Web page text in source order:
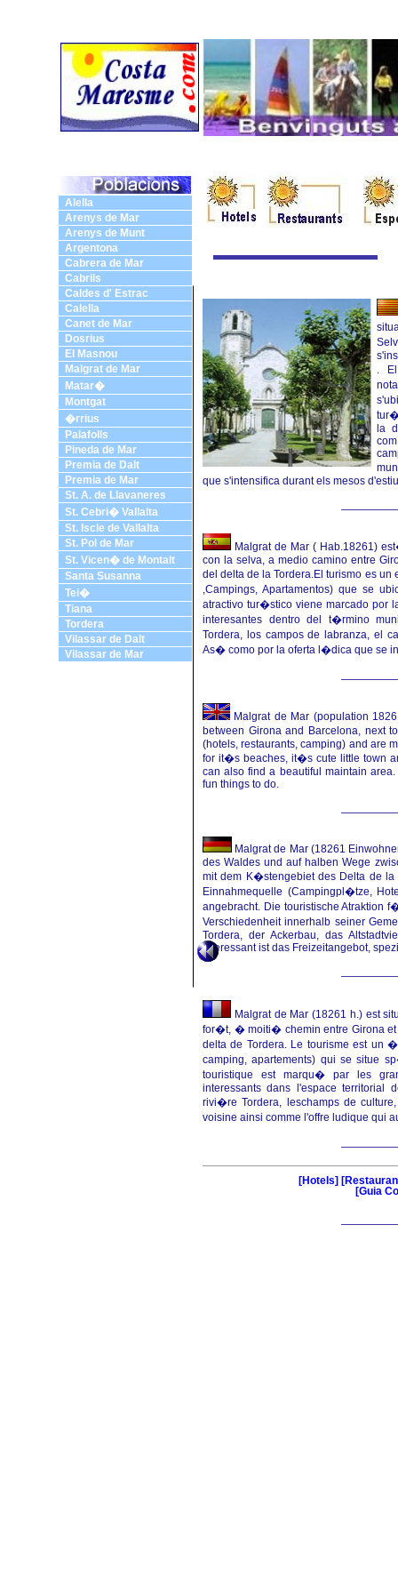
Alella
Arenys de Mar
Arenys de Munt
Argentona
Cabrera de Mar
Cabrils
Caldes d' Estrac
Calella
Canet de Mar
Dosrius
El Masnou
Malgrat de Mar
Matar�
Montgat
�rrius
Palafolls
Pineda de Mar
Premia de Dalt
Premia de Mar
St. A. de Llavaneres
St. Cebri� Vallalta
St. Iscle de Vallalta
St. Pol de Mar
St. Vicen� de Montalt
Santa Susanna
Tei�
Tiana
Tordera
Vilassar de Dalt
Vilassar de Mar
.
la
que s'intensifica durant els mesos
Malgrat de Mar ( Hab.18261)
con la selva, a medio camino entre
del delta de la Tordera.El turismo es
,Campings, Apartamentos) que se
atractivo tur�stico viene marcado por
interesantes dentro del t�rmino
Tordera, los campos de labranza, el
As� como por la oferta l�dica que se
Malgrat de Mar (population
between Girona and Barcelona, next
(hotels, restaurants, camping) and are
for it�s beaches, it�s cute little town
can also find a beautiful maintain
fun things to do.
Malgrat de Mar (18261
des Waldes und auf halben Wege
mit dem K�stengebiet des Delta de la
Einnahmequelle (Campingpl�tze,
angebracht. Die touristische Atraktion
Verschiedenheit innerhalb seiner
Tordera, der Ackerbau, das
interessant ist das Freizeitangebot,
Malgrat de Mar (18261 h.) est
for�t, � moiti� chemin entre Girona et
delta de Tordera. Le tourisme est un
camping, apartements) qui se situe
touristique est marqu� par les
interessants dans l'espace territorial
rivi�re Tordera, leschamps de
voisine ainsi comme l'offre ludique qui
[Hotels]
[Guia